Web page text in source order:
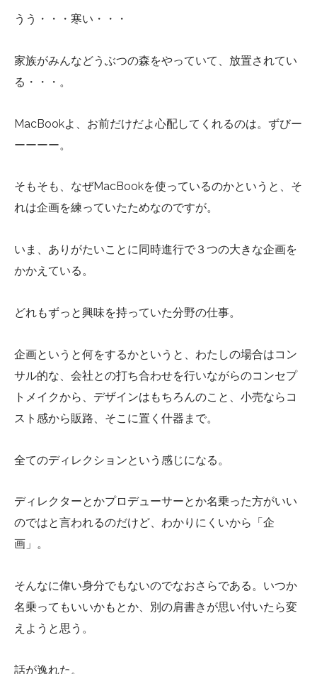
うう・・・寒い・・・
家族がみんなどうぶつの森をやっていて、放置されてい
る・・・。
MacBookよ、お前だけだよ心配してくれるのは。ずびー
ーーーー。
そもそも、なぜMacBookを使っているのかというと、そ
れは企画を練っていたためなのですが。
いま、ありがたいことに同時進行で３つの大きな企画を
かかえている。
どれもずっと興味を持っていた分野の仕事。
企画というと何をするかというと、わたしの場合はコン
サル的な、会社との打ち合わせを行いながらのコンセプ
トメイクから、デザインはもちろんのこと、小売ならコ
スト感から販路、そこに置く什器まで。
全てのディレクションという感じになる。
ディレクターとかプロデューサーとか名乗った方がいい
のではと言われるのだけど、わかりにくいから「企
画」。
そんなに偉い身分でもないのでなおさらである。いつか
名乗ってもいいかもとか、別の肩書きが思い付いたら変
えようと思う。
話が逸れた。